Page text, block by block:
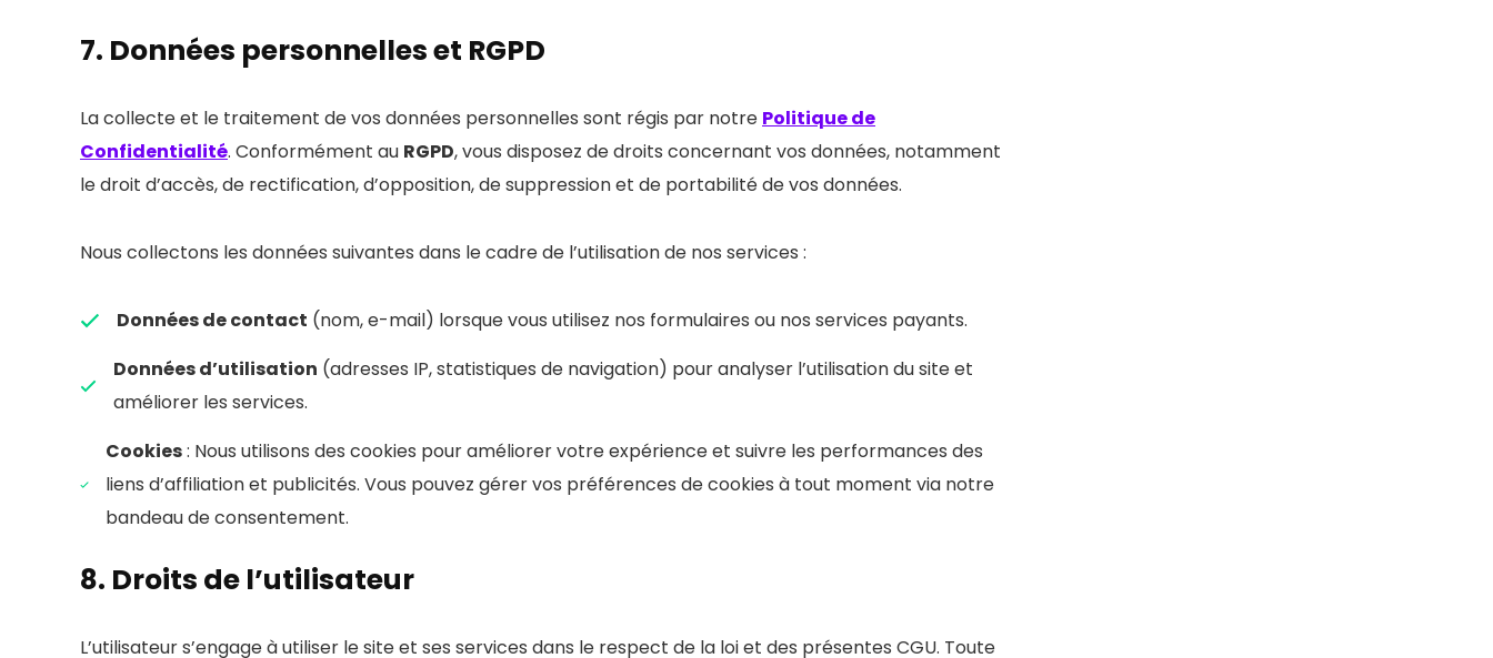
7. Données personnelles et RGPD
La collecte et le traitement de vos données personnelles sont régis par notre Politique de
Confidentialité. Conformément au RGPD, vous disposez de droits concernant vos données, notamment
le droit d’accès, de rectification, d’opposition, de suppression et de portabilité de vos données.
Nous collectons les données suivantes dans le cadre de l’utilisation de nos services :
Données de contact (nom, e-mail) lorsque vous utilisez nos formulaires ou nos services payants.
Données d’utilisation (adresses IP, statistiques de navigation) pour analyser l’utilisation du site et
améliorer les services.
Cookies: Nous utilisons des cookies pour améliorer votre expérience et suivre les performances des
liens d’affiliation et publicités. Vous pouvez gérer vos préférences de cookies à tout moment via notre
bandeau de consentement.
8. Droits de l’utilisateur
L’utilisateur s’engage à utiliser le site et ses services dans le respect de la loi et des présentes CGU. Toute